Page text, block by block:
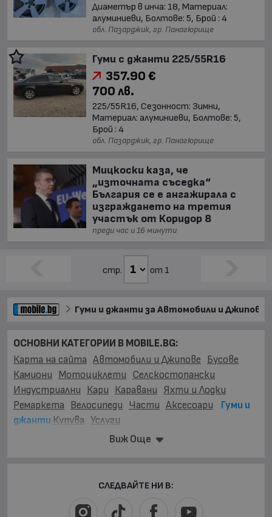
Диаметър в инча: 18, Материал:
алуминиеви, Болтове: 5, Брой : 4
обл. Пазарджик, гр. Панагюрище
Гуми с джанти 225/55R16
357.90 €
700 лв.
225/55R16, Сезонност: Зимни,
Материал: алуминиеви, Болтове: 5,
Брой : 4
обл. Пазарджик, гр. Панагюрище
Мицкоски каза, че
„източната съседка“
България се е ангажирала с
изграждането на третия
участък от Коридор 8
преди час и 16 минути
стр. от 1
Гуми и джанти за Автомобили и Джипове
Виж Още
ОСНОВНИ КАТЕГОРИИ В MOBILE.BG:
Карта на сайта Автомобили и Джипове Бусове
Камиони Мотоциклети Селскостопански
Индустриални Кари Каравани Яхти и Лодки
Ремаркета Велосипеди Части Аксесоари
Гуми и
джанти Купува Услуги
Ремаркета Велосипеди
(12202) Джанти (2672)
СЛЕДВАЙТЕ НИ В: